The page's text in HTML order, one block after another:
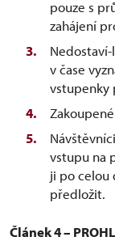
pouze s
zahájení
v čase
vstupenky
vstupu na
ji po celou
předložit.
Článek 4 –